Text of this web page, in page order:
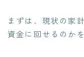
まずは、現状の家
資金に回せるのか